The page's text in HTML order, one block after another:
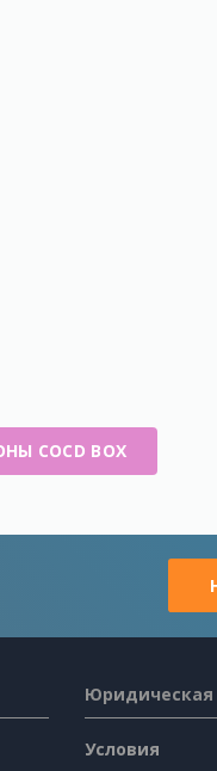
COCD BOX
Юридическая
Условия